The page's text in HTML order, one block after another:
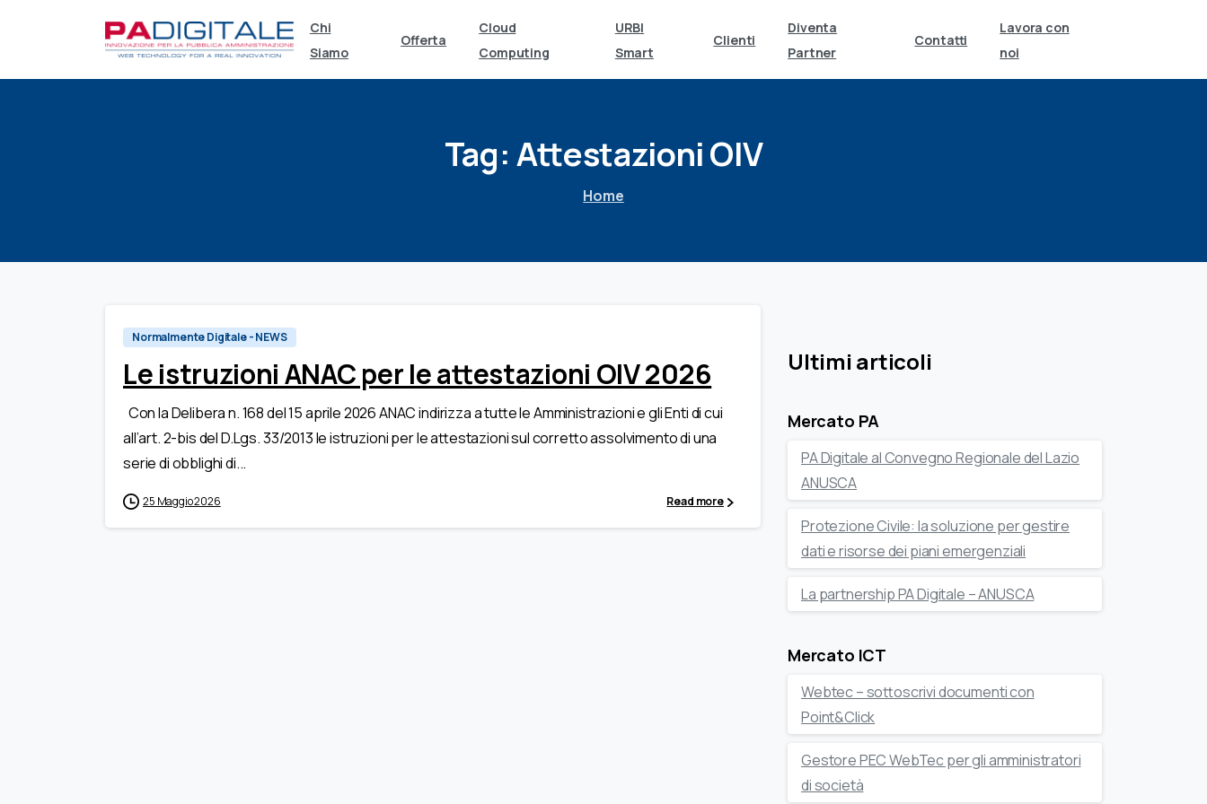
Chi
Siamo
Offerta
Cloud
Computing
URBI
Smart
Clienti
Diventa
Partner
Contatti
Lavora con
noi
Tag: AttestazioniOIV
Home
Normalmente Digitale - NEWS
Le istruzioni ANAC per le attestazioni OIV 2026
Con la Delibera n. 168 del 15 aprile 2026 ANAC indirizza a tutte le Amministrazioni e gli Enti di cui
all’art. 2-bis del D.Lgs. 33/2013 le istruzioni per le attestazioni sul corretto assolvimento di una
serie di obblighi di...
25 Maggio 2026 Read more
Ultimi articoli
Mercato PA
PA Digitale al Convegno Regionale del Lazio
ANUSCA
Protezione Civile: la soluzione per gestire
dati e risorse dei piani emergenziali
La partnership PA Digitale – ANUSCA
Mercato ICT
Webtec – sottoscrivi documenti con
Point&Click
Gestore PEC WebTec per gli amministratori
di società